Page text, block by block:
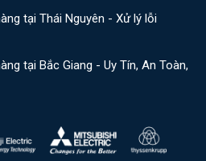
tại Thái Nguyên - Xử lý lỗi
tại Bắc Giang - Uy Tín, An Toàn,